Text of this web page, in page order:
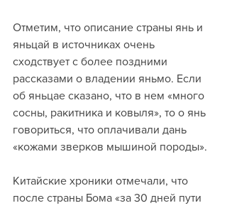
Отметим, что описание страны янь и
яньцай в источниках очень
сходствует с более поздними
рассказами о владении яньмо. Если
об яньцае сказано, что в нем «много
сосны, ракитника и ковыля», то о янь
говориться, что оплачивали дань
«кожами зверков мышиной породы».
Китайские хроники отмечали, что
после страны Бома «за 30 дней пути